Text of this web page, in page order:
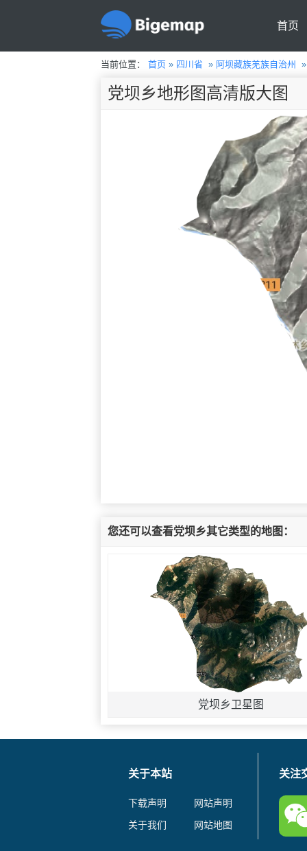
首页
当前位置： 首页» 四川省 » 阿坝藏族羌族自治州
党坝乡地形图高清版大图
您还可以查看党坝乡其它类型的地图：
党坝乡卫星图
关于本站
下载声明
网站声明
关于我们
网站地图
关注